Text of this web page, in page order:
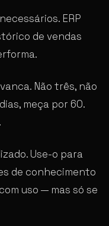
ERP
de vendas
Não três, não
meça por 60.
Use-o para
de conhecimento
uso — mas só se